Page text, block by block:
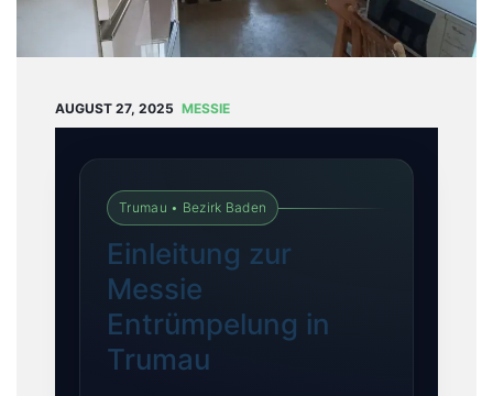
AUGUST 27, 2025 MESSIE
Trumau • Bezirk Baden
Einleitung zur
Messie
Entrümpelung in
Trumau